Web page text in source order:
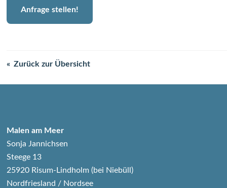
Anfrage stellen!
Zurück zur Übersicht
Malen am Meer
Sonja Jannichsen
Steege 13
25920 Risum-Lindholm (bei Niebüll)
Nordfriesland / Nordsee